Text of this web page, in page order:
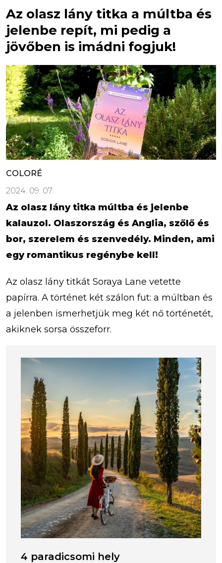
Az olasz lány titka a múltba és
jelenbe repít, mi pedig a
jövőben is imádni fogjuk!
COLORÉ
2024. 09. 07.
Az olasz lány titka múltba és jelenbe
kalauzol. Olaszország és Anglia, szőlő és
bor, szerelem és szenvedély. Minden, ami
egy romantikus regénybe kell!
Az olasz lány titkát Soraya Lane vetette
papírra. A történet két szálon fut: a múltban és
a jelenben ismerhetjük meg két nő történetét,
akiknek sorsa összeforr.
4 paradicsomi hely